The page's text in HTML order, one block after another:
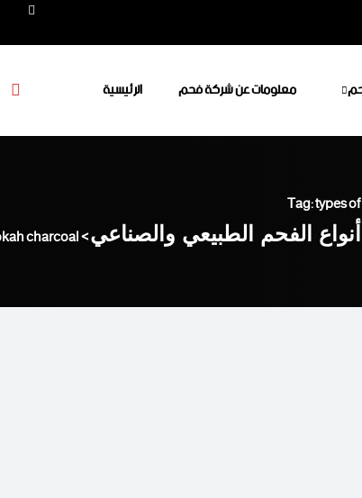
الرئيسية معلومات عن شركة فحم
Tag: types
أنواع الفحم الطبيعي والصناعي>
charcoal